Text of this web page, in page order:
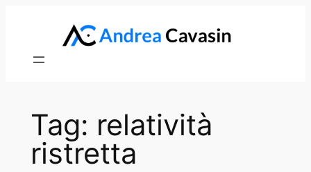
Tag: relatività
ristretta